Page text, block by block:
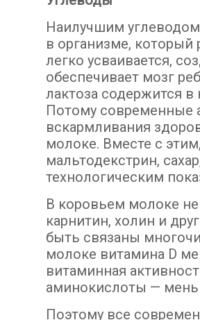
Наилучшим
в организме, который
легко усваивается,
обеспечивает мозг
лактоза содержится
Потому современные
вскармливания
молоке. Вместе с
мальтодекстрин,
технологическим
В коровьем молоке
карнитин, холин и
быть связаны
молоке витамина D
витаминная
аминокислоты —
Поэтому все